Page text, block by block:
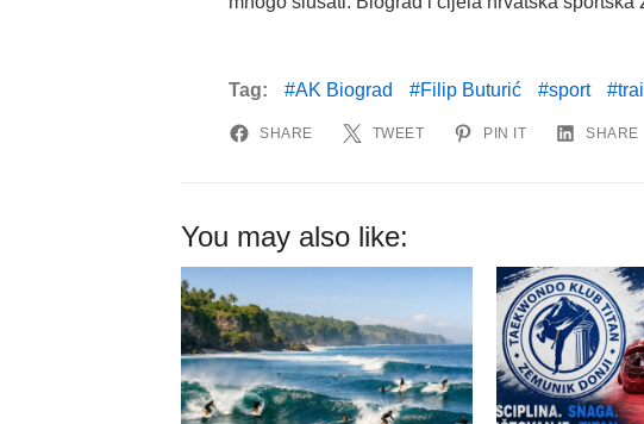
Tag: AK Biograd Filip Buturić sport
SHARE TWEET PIN IT SHARE
You may also like: